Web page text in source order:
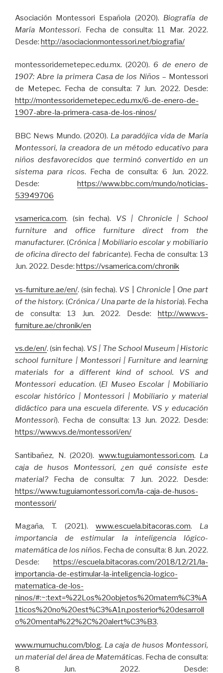
Asociación Montessori Española (2020). Biografía de
María Montessori. Fecha de consulta: 11 Mar. 2022.
Desde: http://asociacionmontessori.net/biografia/
montessoridemetepec.edu.mx. (2020). 6 de enero de
1907: Abre la primera Casa de los Niños– Montessori
de Metepec. Fecha de consulta: 7 Jun. 2022. Desde:
http://montessoridemetepec.edu.mx/6-de-enero-de-
1907-abre-la-primera-casa-de-los-ninos/
BBC News Mundo. (2020). La paradójica vida de María
Montessori, la creadora de un método educativo para
niños desfavorecidos que terminó convertido en un
sistema para ricos. Fecha de consulta: 6 Jun. 2022.
Desde: https://www.bbc.com/mundo/noticias-
53949706
vsamerica.com. (sin fecha). VS | Chronicle | School
furniture and office furniture direct from the
manufacturer. (Crónica |Mobiliario escolar y mobiliario
de oficina directo del fabricante). Fecha de consulta: 13
Jun. 2022. Desde: https://vsamerica.com/chronik
vs-furniture.ae/en/. (sin fecha). VS Chronicle
One part
of the history. (Crónica / Una parte de la historia). Fecha
de consulta: 13 Jun. 2022. Desde: http://www.vs-
furniture.ae/chronik/en
vs.de/en/. (sin fecha). VS | The School Museum | Historic
school furniture | Montessori | Furniture and learning
materials for a different kind of school. VS and
Montessori education. (El Museo Escolar | Mobiliario
escolar histórico | Montessori | Mobiliario y material
didáctico para una escuela diferente. VS y educación
Montessori). Fecha de consulta: 13 Jun. 2022. Desde:
https://www.vs.de/montessori/en/
Santibañez, N. (2020). www.tuguiamontessori.com. La
caja de husos Montessori, ¿en qué consiste este
material? Fecha de consulta: 7 Jun. 2022. Desde:
https://www.tuguiamontessori.com/la-caja-de-husos-
montessori/
Magaña, T. (2021). www.escuela.bitacoras.com. La
importancia de estimular la inteligencia lógico-
matemática de los niños. Fecha de consulta: 8 Jun. 2022.
Desde: https://escuela.bitacoras.com/2018/12/21/la-
importancia-de-estimular-la-inteligencia-logico-
matematica-de-los-
ninos/#:~:text=%22Los%20objetos%20matem%C3%A
1ticos%20no%20est%C3%A1n,posterior%20desarroll
o%20mental%22%2C%20alert%C3%B3.
www.mumuchu.com/blog. La caja de husos Montessori,
un material del área de Matemáticas. Fecha de consulta:
8 Jun. 2022. Desde: